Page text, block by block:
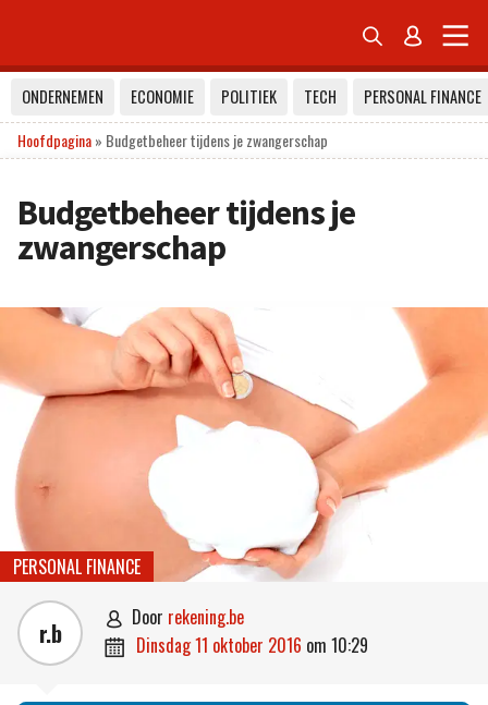
 
ONDERNEMEN ECONOMIE POLITIEK TECH
PERSONAL FINANCE
Hoofdpagina» Budgetbeheer tijdens je zwangerschap
Budgetbeheer tijdens je
zwangerschap
PERSONAL FINANCE
r.b  door rekening.be
 dinsdag 11 oktober 2016 om 10:29